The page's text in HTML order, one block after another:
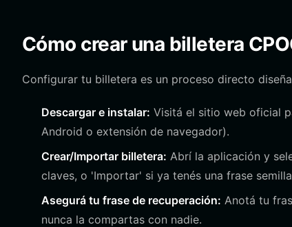
Cómo crear una billetera
Configurar tu billetera es un proceso directo
Descargar e instalar: Visitá el sitio web oficial
Android o extensión de navegador).
Crear/Importar billetera: Abrí la aplicación y
claves, o 'Importar' si ya tenés una frase
Asegurá tu frase de recuperación: Anotá tu
nunca la compartas con nadie.